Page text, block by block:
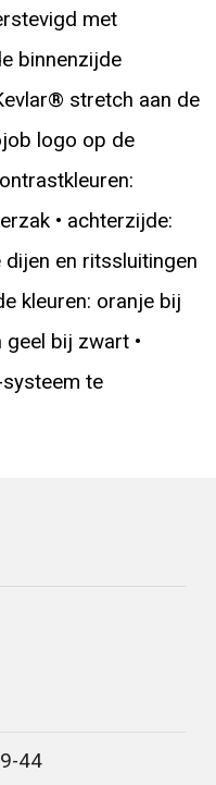
met
binnenzijde
stretch aan de
logo op de
• achterzijde:
en ritssluitingen
kleuren: oranje bij
bij zwart •
te
44